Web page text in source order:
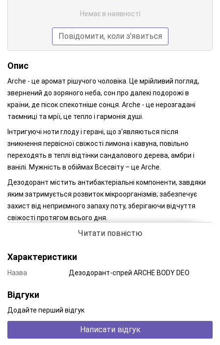
Немає в наявності
Повідомити, коли з'явиться
Опис
Arche - це аромат рішучого чоловіка. Це мрійливий погляд,
звернений до зоряного неба, сон про далекі подорожі в
країни, де пісок спекотніше сонця. Arche - це нерозгадані
таємниці та мрії, це тепло і гармонія душі.
Інтригуючі ноти глоду і герані, що з'являються після
зникнення первісної свіжості лимона і кавуна, повільно
переходять в теплі відтінки сандалового дерева, амбри і
ванілі. Мужність в обіймах Всесвіту – це Arche.
Дезодорант містить антибактеріальні компоненти, завдяки
яким затримується розвиток мікроорганізмів; забезпечує
захист від неприємного запаху поту, зберігаючи відчуття
свіжості протягом всього дня.
Читати повністю
Характеристики
Назва Дезодорант-спрей ARCHE BODY DEO
Відгуки
Додайте перший відгук
Написати відгук